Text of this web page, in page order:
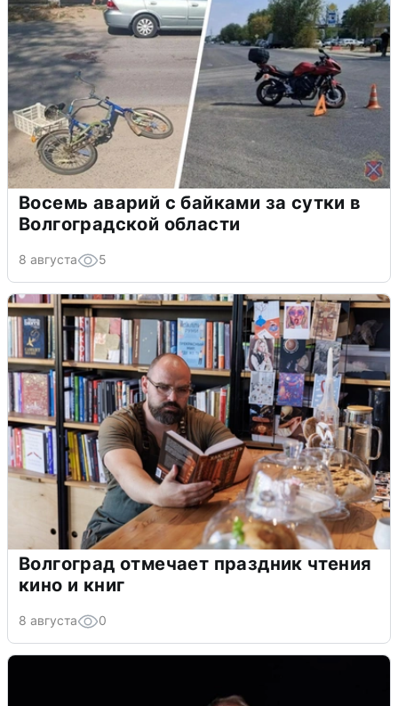
Восемь аварий с байками за сутки в
Волгоградской области
8 августа 5
Волгоград отмечает праздник чтения
кино и книг
8 августа 0